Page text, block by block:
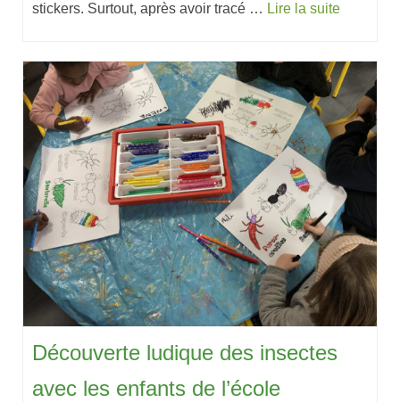
stickers. Surtout, après avoir tracé … Lire la suite
Découverte ludique des insectes
avec les enfants de l’école